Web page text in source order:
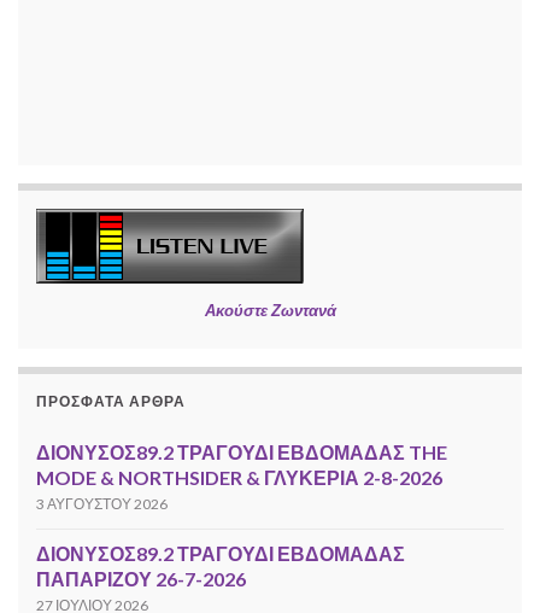
Ακούστε Ζωντανά
ΠΡΌΣΦΑΤΑ ΆΡΘΡΑ
ΔΙΟΝΥΣΟΣ89.2 ΤΡΑΓΟΥΔΙ ΕΒΔΟΜΑΔΑΣ THE
MODE & NORTHSIDER & ΓΛΥΚΕΡΙΑ 2-8-2026
3 ΑΥΓΟΎΣΤΟΥ 2026
ΔΙΟΝΥΣΟΣ89.2 ΤΡΑΓΟΥΔΙ ΕΒΔΟΜΑΔΑΣ
ΠΑΠΑΡΙΖΟΥ 26-7-2026
27 ΙΟΥΛΊΟΥ 2026